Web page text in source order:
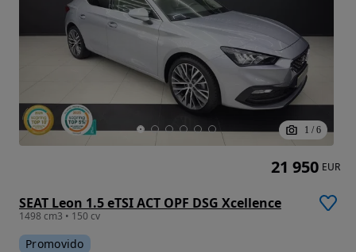
1 / 6
SEAT Leon 1.5 eTSI ACT OPF DSG Xcellence
1498 cm3 • 150 cv
Promovido
21 950 EUR